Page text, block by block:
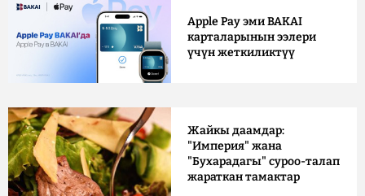
Apple Pay эми BAKAI
карталарынын ээлери
үчүн жеткиликтүү
Жайкы даамдар:
"Империя" жана
"Бухарадагы" суроо-талап
жараткан тамактар